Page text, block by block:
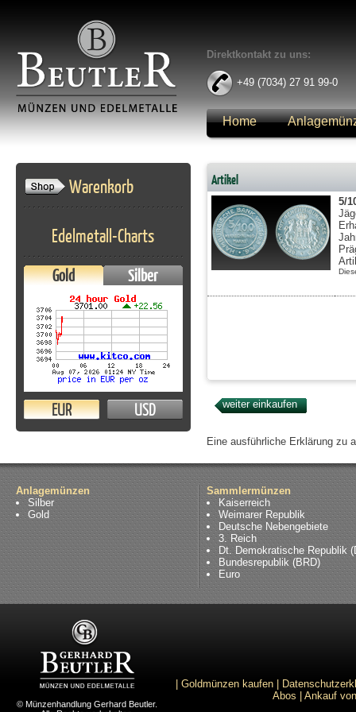
Direktkontakt zu uns:
+49 (7034) 27 91 99-0
Home
Warenkorb
Edelmetall-Charts
Gold Silber
EUR USD
Artikel
5/
Eine ausführliche Erklärung zu
Anlagemünzen
Silber
Gold
Sammlermünzen
Kaiserreich
Weimarer Republik
Deutsche Nebengebiete
3. Reich
Dt. Demokratische Republik
Bundesrepublik (BRD)
Euro
© Münzenhandlung Gerhard Beutler.
Goldmünzen kaufen
Abos
Ankauf